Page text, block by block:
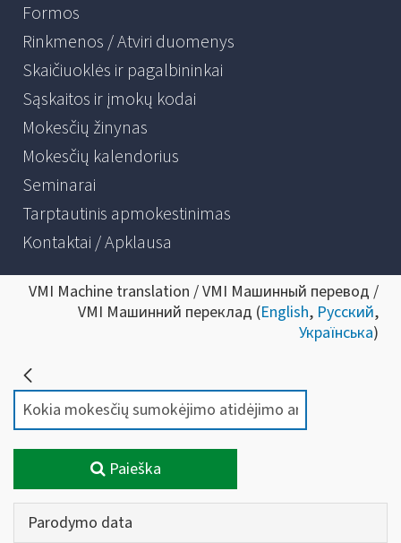
Formos
Rinkmenos / Atviri duomenys
Skaičiuoklės ir pagalbininkai
Sąskaitos ir įmokų kodai
Mokesčių žinynas
Mokesčių kalendorius
Seminarai
Tarptautinis apmokestinimas
Kontaktai / Apklausa
VMI Machine translation / VMI Машинный перевод /
VMI Машинний переклад (English, Русский,
Українська)
Paieška
Parodymo data